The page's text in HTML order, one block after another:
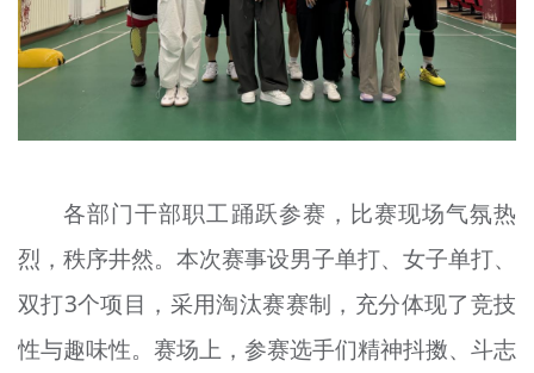
各部门干部职工踊跃参赛，比赛现场气氛热
烈，秩序井然。本次赛事设男子单打、女子单打、
双打3个项目，采用淘汰赛赛制，充分体现了竞技
性与趣味性。赛场上，参赛选手们精神抖擞、斗志